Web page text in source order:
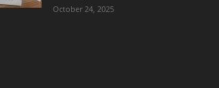
October 24, 2025